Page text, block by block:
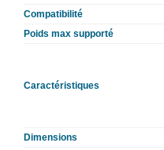
Compatibilité
Poids max supporté
Caractéristiques
Dimensions